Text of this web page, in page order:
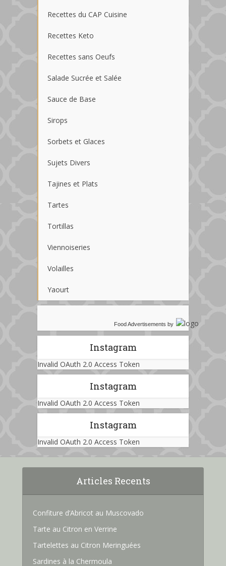
Recettes du CAP Cuisine
Recettes Keto
Recettes sans Oeufs
Salade Sucrée et Salée
Sauce de Base
Sirops
Sorbets et Glaces
Sujets Divers
Tajines et Plats
Tartes
Tortillas
Viennoiseries
Volailles
Yaourt
Food Advertisements by
Instagram
Invalid OAuth 2.0 Access Token
Instagram
Invalid OAuth 2.0 Access Token
Instagram
Invalid OAuth 2.0 Access Token
Articles Recents
Confiture d’Abricot au Muscovado
Tarte au Citron en Verrine
Tartelettes au Citron Meringuées
Sardines à la Chermoula